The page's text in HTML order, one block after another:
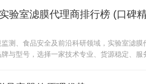
验室滤膜代理商排行榜 (口碑
测、食品安全及前沿科研领域，实验室滤
与型号，选择一家技术专业、货源稳定、